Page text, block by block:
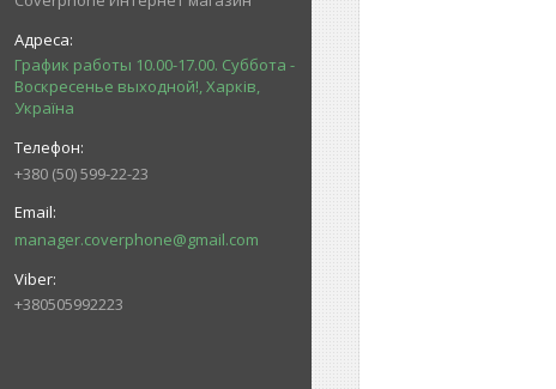
График работы 10.00-17.00. Суббота -
Воскресенье выходной!, Харків,
Україна
+380 (50) 599-22-23
manager.coverphone@gmail.com
+380505992223